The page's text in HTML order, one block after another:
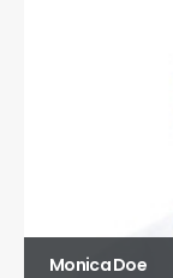
Monica Doe